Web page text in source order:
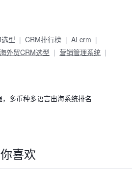
型 CRM排行榜
AI crm
外贸CRM选型
营销管理系统
多币种多语言出海系统排名
喜欢